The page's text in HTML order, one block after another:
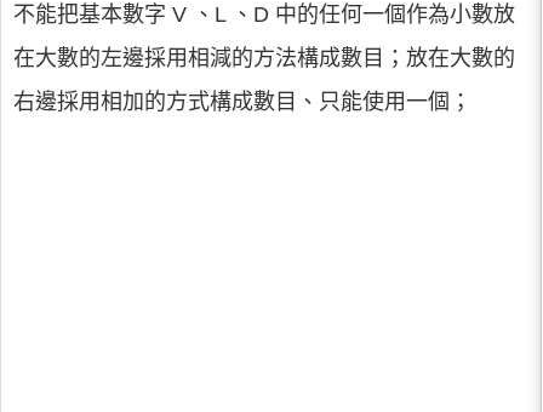
不能把基本數字 V 、L 、D 中的任何一個作為小數放
在大數的左邊採用相減的方法構成數目；放在大數的
右邊採用相加的方式構成數目、只能使用一個；